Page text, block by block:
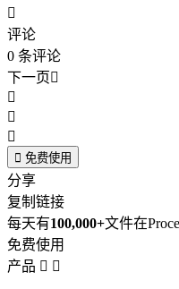

评论
0 条评论
下一页



 免费使用
分享
复制链接
每天有100,000+文件在
免费使用
产品  